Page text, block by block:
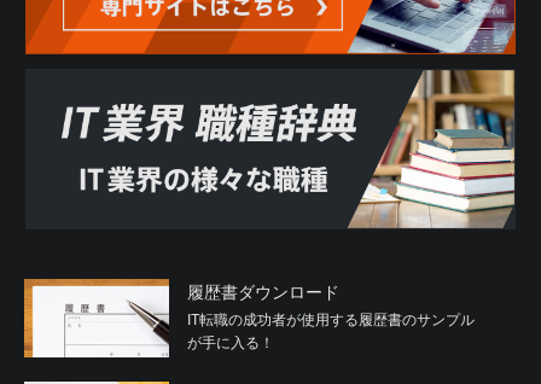
履歴書ダウンロード
IT転職の成功者が使用する履歴書のサンプル
が手に入る！